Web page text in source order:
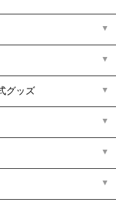
グッズ